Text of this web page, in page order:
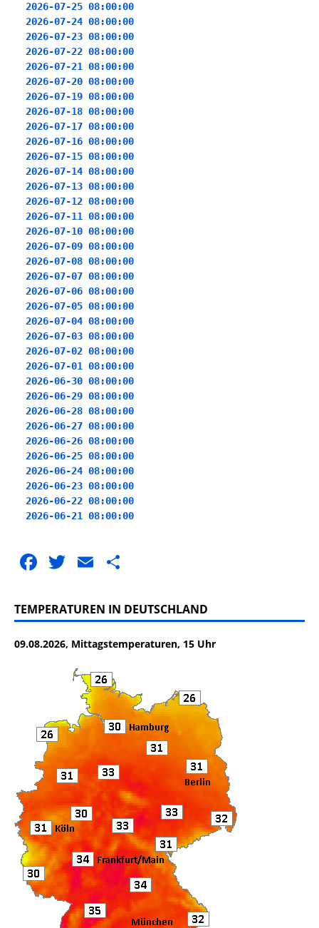
2026-07-25 08:00:00
2026-07-24 08:00:00
2026-07-23 08:00:00
2026-07-22 08:00:00
2026-07-21 08:00:00
2026-07-20 08:00:00
2026-07-19 08:00:00
2026-07-18 08:00:00
2026-07-17 08:00:00
2026-07-16 08:00:00
2026-07-15 08:00:00
2026-07-14 08:00:00
2026-07-13 08:00:00
2026-07-12 08:00:00
2026-07-11 08:00:00
2026-07-10 08:00:00
2026-07-09 08:00:00
2026-07-08 08:00:00
2026-07-07 08:00:00
2026-07-06 08:00:00
2026-07-05 08:00:00
2026-07-04 08:00:00
2026-07-03 08:00:00
2026-07-02 08:00:00
2026-07-01 08:00:00
2026-06-30 08:00:00
2026-06-29 08:00:00
2026-06-28 08:00:00
2026-06-27 08:00:00
2026-06-26 08:00:00
2026-06-25 08:00:00
2026-06-24 08:00:00
2026-06-23 08:00:00
2026-06-22 08:00:00
2026-06-21 08:00:00
F
c
e
b
k
T
it
te
r
E
ai
l
le
n
TEMPERATUREN IN DEUTSCHLAND
09.08.2026, Mittagstemperaturen, 15 Uhr